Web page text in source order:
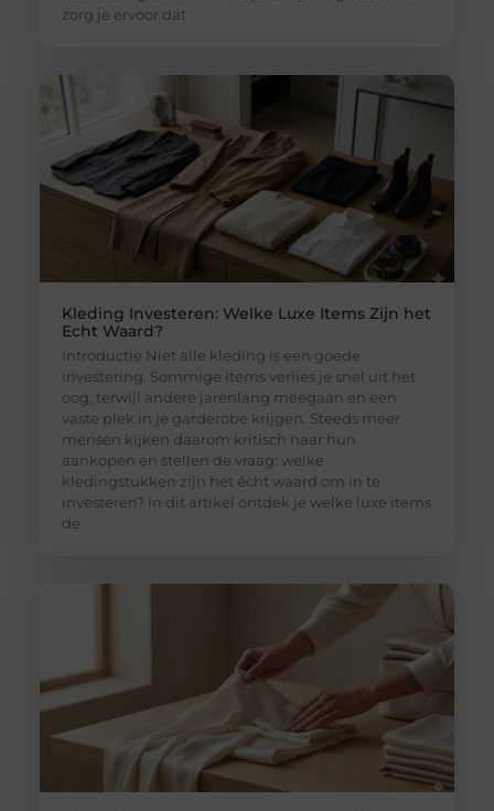
zorg je ervoor dat
Kleding Investeren: Welke Luxe Items Zijn het
Echt Waard?
Introductie Niet alle kleding is een goede
investering. Sommige items verlies je snel uit het
oog, terwijl andere jarenlang meegaan en een
vaste plek in je garderobe krijgen. Steeds meer
mensen kijken daarom kritisch naar hun
aankopen en stellen de vraag: welke
kledingstukken zijn het écht waard om in te
investeren? In dit artikel ontdek je welke luxe items
de